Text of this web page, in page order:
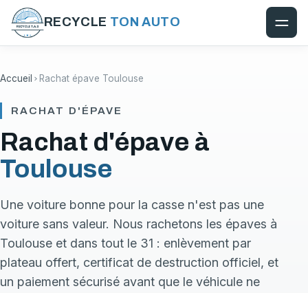
RECYCLE TON AUTO
Accueil Rachat épave Toulouse
RACHAT D'ÉPAVE
Rachat d'épave à
Toulouse
Une voiture bonne pour la casse n'est pas une
voiture sans valeur. Nous rachetons les épaves à
Toulouse et dans tout le 31 : enlèvement par
plateau offert, certificat de destruction officiel, et
un paiement sécurisé avant que le véhicule ne